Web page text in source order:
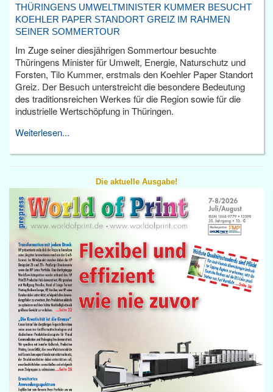
THÜRINGENS UMWELTMINISTER KUMMER BESUCHT
KOEHLER PAPER STANDORT GREIZ IM RAHMEN
SEINER SOMMERTOUR
Im Zuge seiner diesjährigen Sommertour besuchte
Thüringens Minister für Umwelt, Energie, Naturschutz und
Forsten, Tilo Kummer, erstmals den Koehler Paper Standort
Greiz. Der Besuch unterstreicht die besondere Bedeutung
des traditionsreichen Werkes für die Region sowie für die
industrielle Wertschöpfung in Thüringen.
Weiterlesen...
Die aktuelle Ausgabe!